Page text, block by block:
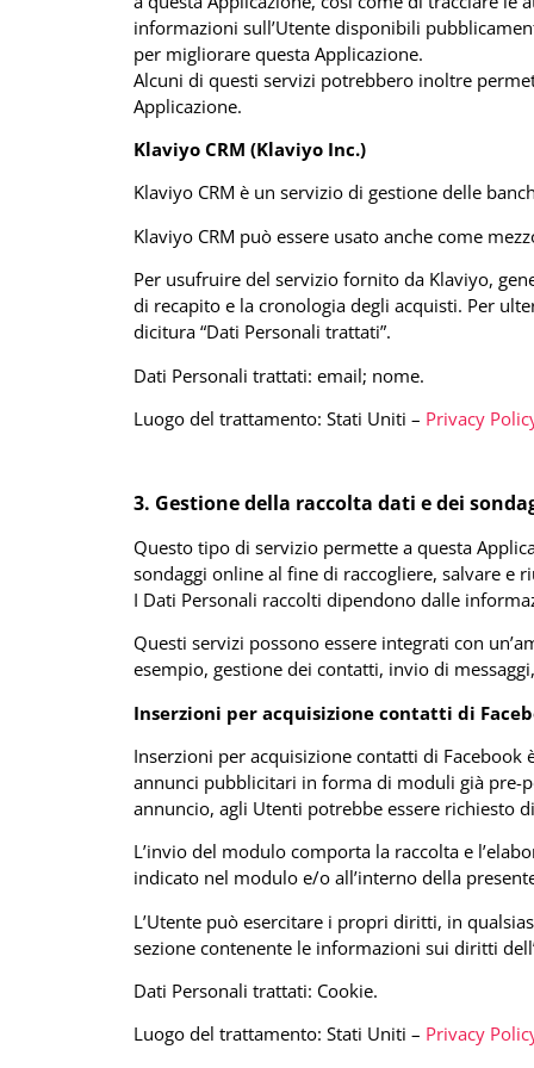
informazioni sull’Utente disponibili
per migliorare questa Applicazione.
Alcuni di questi servizi potrebbero inoltre
Applicazione.
Klaviyo CRM (Klaviyo Inc.)
Klaviyo CRM è un servizio di gestione delle
Klaviyo CRM può essere usato anche come
Per usufruire del servizio fornito da Klaviyo,
di recapito e la cronologia degli acquisti. Per
dicitura “Dati Personali trattati”.
Dati Personali trattati: email; nome.
Luogo del trattamento: Stati Uniti – Privacy
3. Gestione della raccolta dati e dei
Questo tipo di servizio permette a questa
sondaggi online al fine di raccogliere, salvare e
I Dati Personali raccolti dipendono dalle
Questi servizi possono essere integrati con
esempio, gestione dei contatti, invio di
Inserzioni per acquisizione contatti di
Inserzioni per acquisizione contatti di
annunci pubblicitari in forma di moduli già pre-
annuncio, agli Utenti potrebbe essere richiesto
L’invio del modulo comporta la raccolta e
indicato nel modulo e/o all’interno della
L’Utente può esercitare i propri diritti, in
sezione contenente le informazioni sui diritti
Dati Personali trattati: Cookie.
Luogo del trattamento: Stati Uniti – Privacy